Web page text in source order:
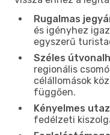
Rugalmas
és igényhez
egyszerű
Széles
regionális
célállomások
függően.
Kényelmes
fedélzeti